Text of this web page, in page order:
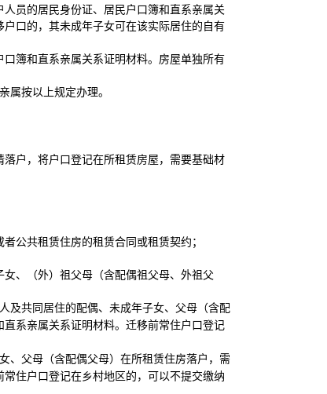
员的居民身份证、居民户口簿和直系亲属关
口的，其未成年子女可在该实际居住的自有
簿和直系亲属关系证明材料。房屋单独所有
属按以上规定办理。
户，将户口登记在所租赁房屋，需要基础材
公共租赁住房的租赁合同或租赁契约；
、（外）祖父母（含配偶祖父母、外祖父
及共同居住的配偶、未成年子女、父母（含配
系亲属关系证明材料。迁移前常住户口登记
、父母（含配偶父母）在所租赁住房落户，需
住户口登记在乡村地区的，可以不提交缴纳